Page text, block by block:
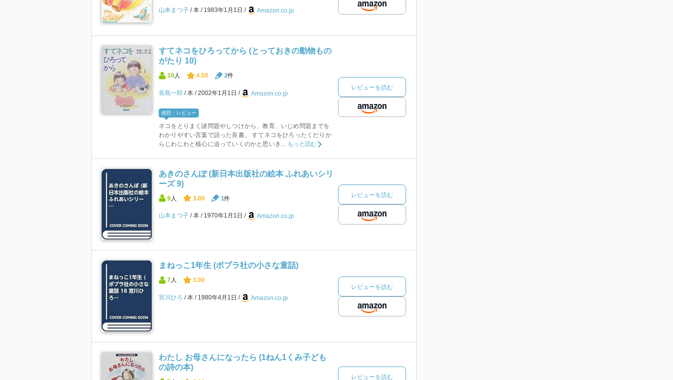
山本まつ子 本 1983年1月1日 Amazon.co.jp
すてネコをひろってから (とっておきの動物もの
がたり 10)
10 人 4.50 2件
長島一郎 本 2002年1月1日 Amazon.co.jp
感想・レビュー
ネコをとりまく諸問題やしつけから、教育、いじめ問題までを
わかりやすい言葉で語った良書。 すてネコをひろったくだりか
らじわじわと核心に迫っていくのかと思いき...
もっと読む
レビューを読む
あきのさんぽ (新日本出版社の絵本 ふれあいシリ
ーズ 9)
9 人 3.00 1件
山本まつ子 本 1970年1月1日 Amazon.co.jp
レビューを読む
まねっこ1年生 (ポプラ社の小さな童話)
7人 3.00
宮川ひろ 本 1980年4月1日 Amazon.co.jp
レビューを読む
わたし お母さんになったら (1ねん1くみ子ども
の詩の本)
レビューを読む